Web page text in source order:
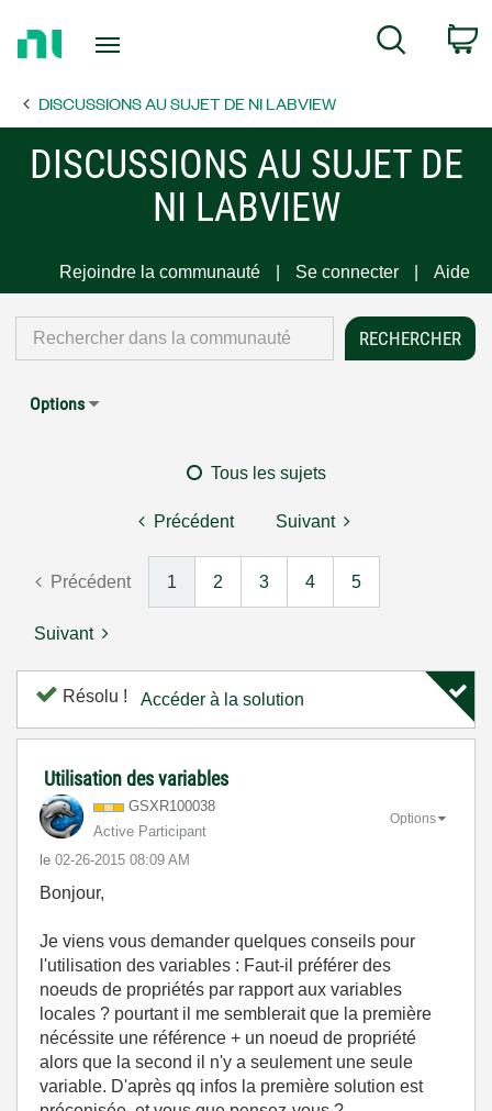
Page
Search
DISCUSSIONS AU SUJET DE NI LABVIEW
DISCUSSIONS AU SUJET DE
NI LABVIEW
Rejoindre la communauté Se connecter Aide
Options
Tous les sujets
Précédent Suivant
Précédent 1 2 3 4 5
Suivant
Résolu ! Accéder à la solution
Utilisation des variables
GSXR100038
Active Participant
le ‎02-26-2015 08:09 AM
Options
Bonjour,
Je viens vous demander quelques conseils pour
l'utilisation des variables : Faut-il préférer des
noeuds de propriétés par rapport aux variables
locales ? pourtant il me semblerait que la première
nécéssite une référence + un noeud de propriété
alors que la second il n'y a seulement une seule
variable. D'après qq infos la première solution est